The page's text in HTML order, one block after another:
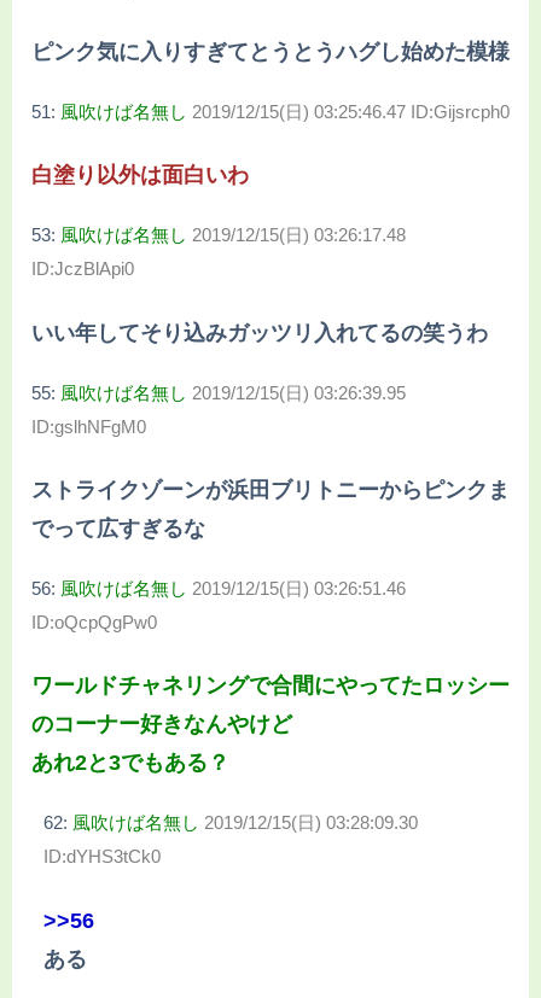
ピンク気に入りすぎてとうとうハグし始めた模様
51: 風吹けば名無し 2019/12/15(日) 03:25:46.47 ID:Gijsrcph0
白塗り以外は面白いわ
53: 風吹けば名無し 2019/12/15(日) 03:26:17.48
ID:JczBlApi0
いい年してそり込みガッツリ入れてるの笑うわ
55: 風吹けば名無し 2019/12/15(日) 03:26:39.95
ID:gslhNFgM0
ストライクゾーンが浜田ブリトニーからピンクま
でって広すぎるな
56: 風吹けば名無し 2019/12/15(日) 03:26:51.46
ID:oQcpQgPw0
ワールドチャネリングで合間にやってたロッシー
のコーナー好きなんやけど
あれ2と3でもある？
62: 風吹けば名無し 2019/12/15(日) 03:28:09.30
ID:dYHS3tCk0
>>56
ある